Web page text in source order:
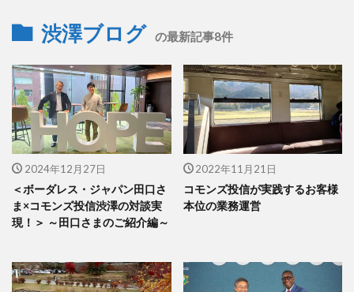
渋澤ブログ の最新記事8件
2024年12月27日
＜ボーダレス・ジャパン田口さ
ま×コモンズ投信渋澤の対談実
現！＞ ～田口さまのご紹介編～
2022年11月21日
コモンズ投信が実践するお客様
本位の業務運営